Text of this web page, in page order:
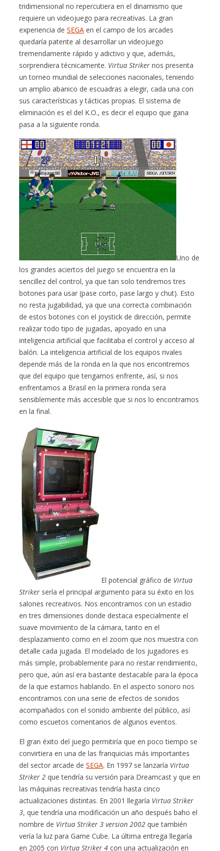
tridimensional no repercutiera en el dinamismo que
requiere un videojuego para recreativas. La gran
experiencia deSEGA en el campo de los arcades
quedaría patente al desarrollar un videojuego
tremendamente rápido y adictivo y que, además,
sorprendiera técnicamente. Virtua Striker nos presenta
un torneo mundial de selecciones nacionales, teniendo
un amplio abanico de escuadras a elegir, cada una con
sus características y tácticas propias. El sistema de
eliminación es el del K.O., es decir el equipo que gana
pasa a la siguiente ronda.
Uno de
los grandes aciertos del juego se encuentra en la
sencillez del control, ya que tan solo tendremos tres
botones para usar (pase corto, pase largo y chut). Esto
no resta jugabilidad, ya que una correcta combinación
de estos botones con el joystick de dirección, permite
realizar todo tipo de jugadas, apoyado en una
inteligencia artificial que facilitaba el control y acceso al
balón. La inteligencia artificial de los equipos rivales
depende más de la ronda en la que nos encontremos
que del equipo que tengamos enfrente, así, si nos
enfrentamos a Brasil en la primera ronda sera
sensiblemente más accesible que si nos lo encontramos
en la final.
El potencial gráfico de Virtua
Striker sería el principal argumento para su éxito en los
salones recreativos. Nos encontramos con un estadio
en tres dimensiones donde destaca especialmente el
suave movimiento de la cámara, tanto en el
desplazamiento como en el zoom que nos muestra con
detalle cada jugada. El modelado de los jugadores es
más simple, probablemente para no restar rendimiento,
pero que, aún así era bastante destacable para la época
de la que estamos hablando. En el aspecto sonoro nos
encontramos con una serie de efectos de sonidos
acompañados con el sonido ambiente del público, así
como escuetos comentarios de algunos eventos.
El gran éxito del juego permitiría que en poco tiempo se
convirtiera en una de las franquicias más importantes
del sector arcade deSEGA. En 1997 se lanzaría Virtua
Striker 2 que tendría su versión para Dreamcast y que en
las máquinas recreativas tendría hasta cinco
actualizaciones distintas. En 2001 llegaría Virtua Striker
3, que tendría una modificación un año después baho el
nombre de Virtua Striker 3 version 2002 que también
vería la luz para Game Cube. La última entrega llegaría
en 2005 con Virtua Striker 4 con una actualización en